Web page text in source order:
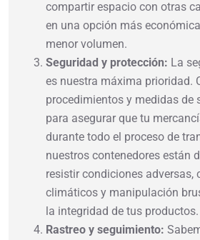
compartir espacio con otras
en una opción más
menor volumen.
Seguridad y protección: La
es nuestra máxima prioridad.
procedimientos y medidas de
para asegurar que tu
durante todo el proceso de
nuestros contenedores están
resistir condiciones adversas,
climáticos y manipulación
la integridad de tus productos.
Rastreo y seguimiento: